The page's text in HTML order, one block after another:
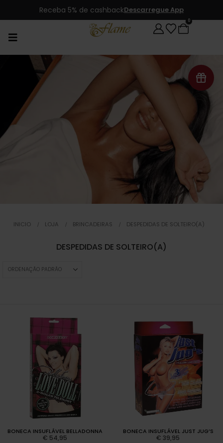
Receba 5% de cashbackDescarregue App
0
INICIO LOJA BRINCADEIRAS DESPEDIDAS DE SOLTEIRO(A)
DESPEDIDAS DE SOLTEIRO(A)
BONECA INSUFLÁVEL BELLADONNA
€ 54,95
BONECA INSUFLÁVEL JUST JUG’S
€ 39,95